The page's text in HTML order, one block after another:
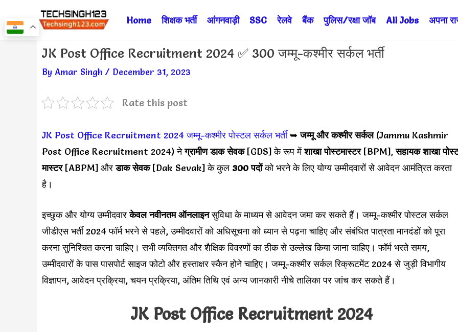
to
Home शिक्षक भर्ती आंगनवाड़ी SSC रेलवे बैंक पुलिस/रक्षा जॉब All Jobs अपना
JK Post Office Recruitment 2024 ✅ 300 जम्मू-कश्मीर सर्कल भर्ती
By Amar Singh / December 31, 2023
Rate this post
JK Post Office Recruitment 2024 जम्मू-कश्मीर पोस्टल सर्कल भर्ती ➥जम्मू और कश्मीर सर्कल(Jammu Kashmir
Post Office Recruitment 2024) नेग्रामीण डाक सेवक[GDS] के रूप मेंशाखा पोस्टमास्टर[BPM],सहायक शाखा
मास्टर[ABPM] औरडाक सेवक[Dak Sevak] के कुल 300 पदोंको भरने के लिए योग्य उम्मीदवारों से आवेदन आमंत्रित करता
है।
इच्छुक और योग्य उम्मीदवारकेवल नवीनतम ऑनलाइनसुविधा के माध्यम से आवेदन जमा कर सकते हैं। जम्मू-कश्मीर पोस्टल सर्कल
जीडीएस भर्ती 2024 फॉर्म भरने से पहले, उम्मीदवारों को अधिसूचना को ध्यान से पढ़ना चाहिए और संबंधित पात्रता मानदंडों को पूरा
करना सुनिश्चित करना चाहिए। सभी व्यक्तिगत और शैक्षिक विवरणों का ठीक से उल्लेख किया जाना चाहिए। फॉर्म भरते समय,
उम्मीदवारों के पास पासपोर्ट साइज फोटो और हस्ताक्षर स्कैन होने चाहिए। जम्मू-कश्मीर सर्कल रिक्रूटमेंट 2024 से जुड़ी विभागीय
विज्ञापन, आवेदन प्रक्रिया, चयन प्रक्रिया, अंतिम तिथि एवं अन्य जानकारी नीचे तालिका पर जांच कर सकते हैं।
JK Post Office Recruitment 2024
Post